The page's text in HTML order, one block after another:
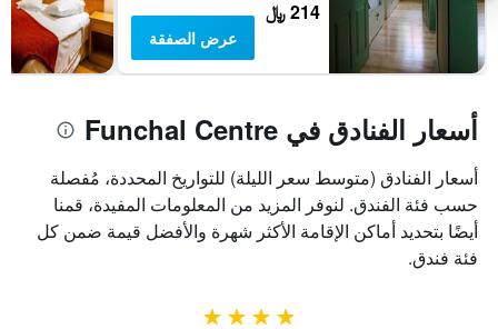
214 ﷼
عرض الصفقة
أسعار الفنادق في Funchal Centre
أسعار الفنادق (متوسط سعر الليلة) للتواريخ المحددة، مُفصلة
حسب فئة الفندق. لنوفر المزيد من المعلومات المفيدة، قمنا
أيضًا بتحديد أماكن الإقامة الأكثر شهرة والأفضل قيمة ضمن كل
فئة فندق.
4 نجوم